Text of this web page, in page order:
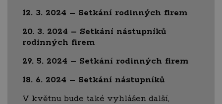
12. 3. 2024 – Setkání rodinných firem
20. 3. 2024 – Setkání nástupníků
rodinných firem
29. 5. 2024 – Setkání rodinných firem
18. 6. 2024 – Setkání nástupníků
V květnu bude také vyhlášen další,